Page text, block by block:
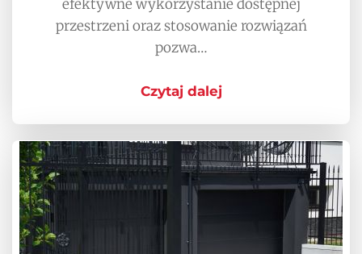
efektywne wykorzystanie dostępnej
przestrzeni oraz stosowanie rozwiązań
pozwa…
Czytaj dalej